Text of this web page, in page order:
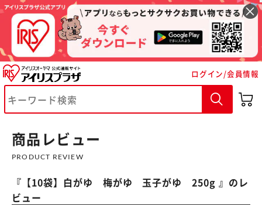
ログイン/会員情報
商品レビュー
PRODUCT REVIEW
『 【10袋】白がゆ 梅がゆ 玉子がゆ 250g』のレ
ビュー